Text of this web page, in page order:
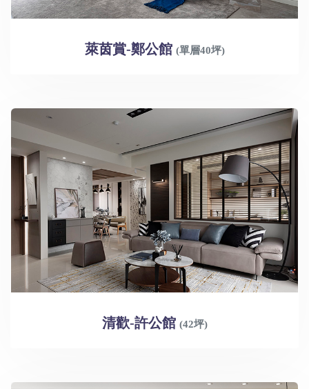
萊茵賞-鄭公館 (單層40坪)
清歡-許公館 (42坪)